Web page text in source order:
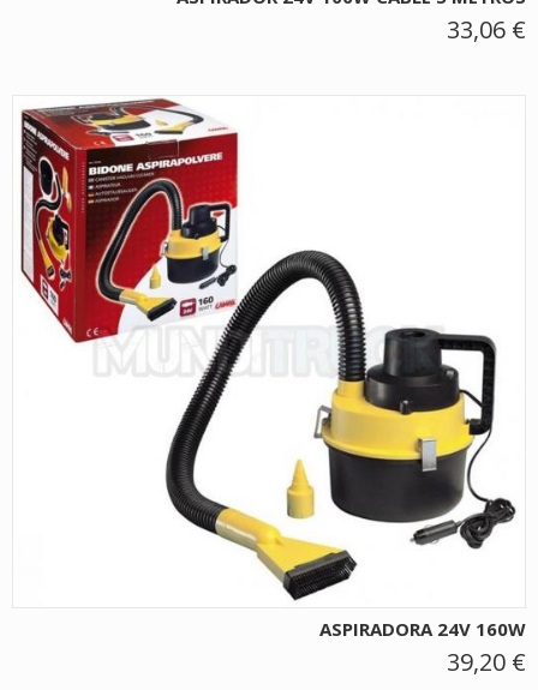
33,06 €
ASPIRADORA 24V 160W
39,20 €